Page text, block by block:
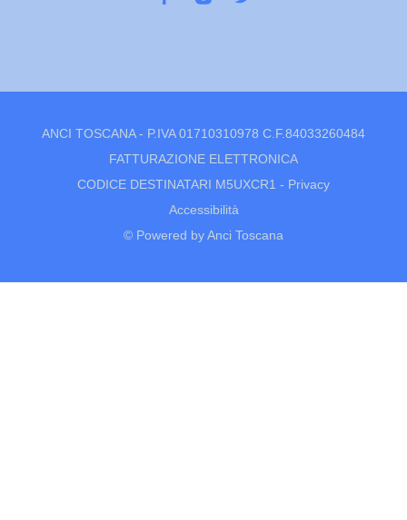
ANCI TOSCANA - P.IVA 01710310978 C.F.84033260484
FATTURAZIONE ELETTRONICA
CODICE DESTINATARI M5UXCR1 - Privacy
Accessibilità
© Powered by Anci Toscana